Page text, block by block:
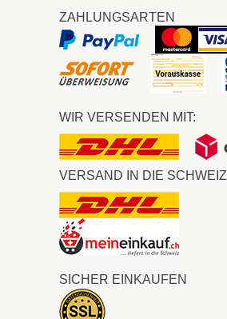
ZAHLUNGSARTEN
WIR VERSENDEN MIT:
VERSAND IN DIE SCHWEIZ
SICHER EINKAUFEN